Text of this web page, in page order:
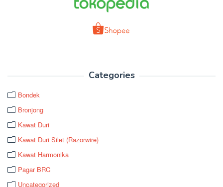
Categories
Bondek
Bronjong
Kawat Duri
Kawat Duri Silet (Razorwire)
Kawat Harmonika
Pagar BRC
Uncategorized